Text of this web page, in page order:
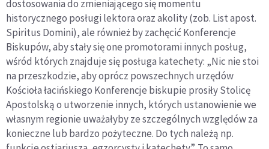
dostosowania do zmieniającego się momentu
historycznego posługi lektora oraz akolity (zob. List apost.
Spiritus Domini), ale również by zachęcić Konferencje
Biskupów, aby stały się one promotorami innych posług,
wśród których znajduje się posługa katechety: „Nic nie stoi
na przeszkodzie, aby oprócz powszechnych urzędów
Kościoła łacińskiego Konferencje biskupie prosiły Stolicę
Apostolską o utworzenie innych, których ustanowienie we
własnym regionie uważałyby ze szczególnych względów za
konieczne lub bardzo pożyteczne. Do tych należą np.